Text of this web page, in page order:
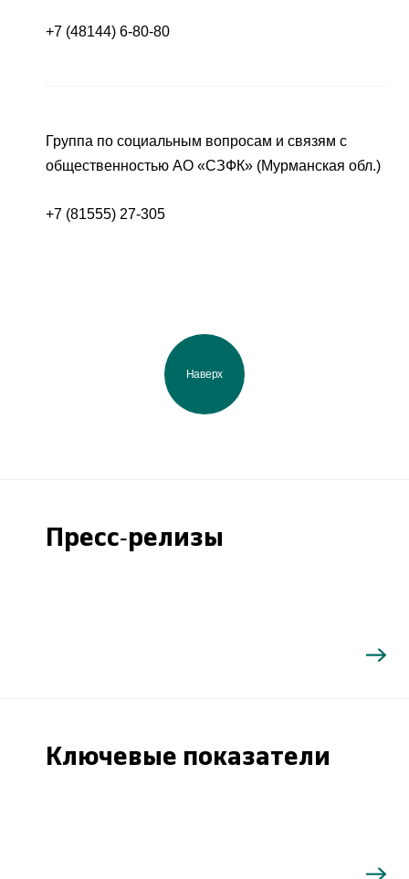
+7 (48144) 6-80-80
Группа по социальным вопросам и связям с
общественностью АО «СЗФК» (Мурманская обл.)
+7 (81555) 27-305
Наверх
Пресс-релизы
Ключевые показатели